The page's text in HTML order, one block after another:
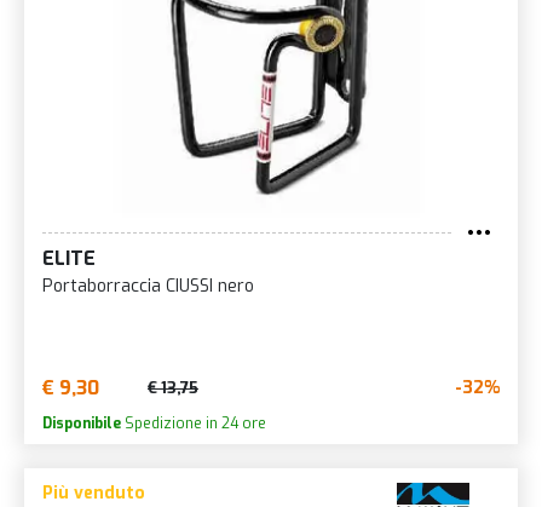
ELITE
Portaborraccia CIUSSI nero
€ 9,30 € 13,75 -32%
Disponibile Spedizione in 24 ore
Più venduto